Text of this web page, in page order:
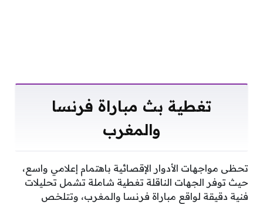
تغطية بث مباراة فرنسا
والمغرب
تحظى مواجهات الأدوار الإقصائية باهتمام إعلامي واسع،
حيث توفر الجهات الناقلة تغطية شاملة تشمل تحليلات
فنية دقيقة لواقع مباراة فرنسا والمغرب، وتتلخص